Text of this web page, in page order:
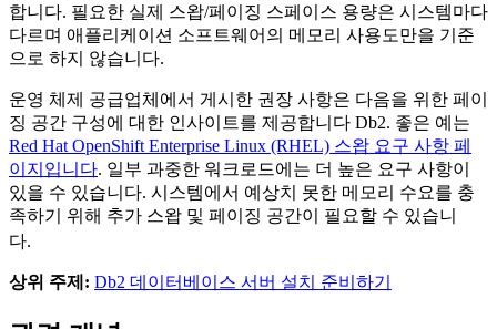
합니다. 필요한 실제 스왑/페이징 스페이스 용량은 시스템마다
다르며 애플리케이션 소프트웨어의 메모리 사용도만을 기준
으로 하지 않습니다.
운영 체제 공급업체에서 게시한 권장 사항은 다음을 위한 페이
징 공간 구성에 대한 인사이트를 제공합니다 Db2. 좋은 예는
Red Hat OpenShift Enterprise Linux (RHEL) 스왑 요구 사항 페
이지입니다. 일부 과중한 워크로드에는 더 높은 요구 사항이
있을 수 있습니다. 시스템에서 예상치 못한 메모리 수요를 충
족하기 위해 추가 스왑 및 페이징 공간이 필요할 수 있습니
다.
상위 주제: Db2 데이터베이스 서버 설치 준비하기